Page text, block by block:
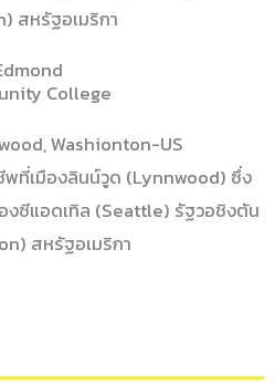
สหรัฐอเมริกา
College
Washionton-US
ที่เมืองลินน์วูด (Lynnwood) ซึ่ง
งซีแอดเทิล (Seattle) รัฐวอชิงตัน
สหรัฐอเมริกา